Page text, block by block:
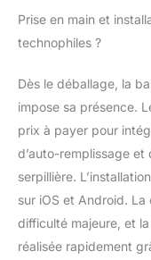
Prise en main et
technophiles ?
Dès le déballage, la
impose sa présence.
prix à payer pour
d’auto-remplissage
serpillière.
sur iOS et Android. La
difficulté majeure, et
réalisée rapidement